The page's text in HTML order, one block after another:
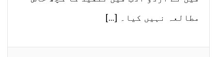
مطالعہ نہیں کیا۔ [...]